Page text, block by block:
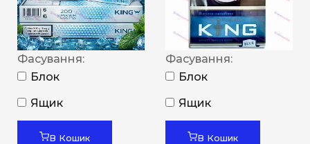
Фасування:
Блок
Ящик
В Кошик
Фасування:
Блок
Ящик
В Кошик